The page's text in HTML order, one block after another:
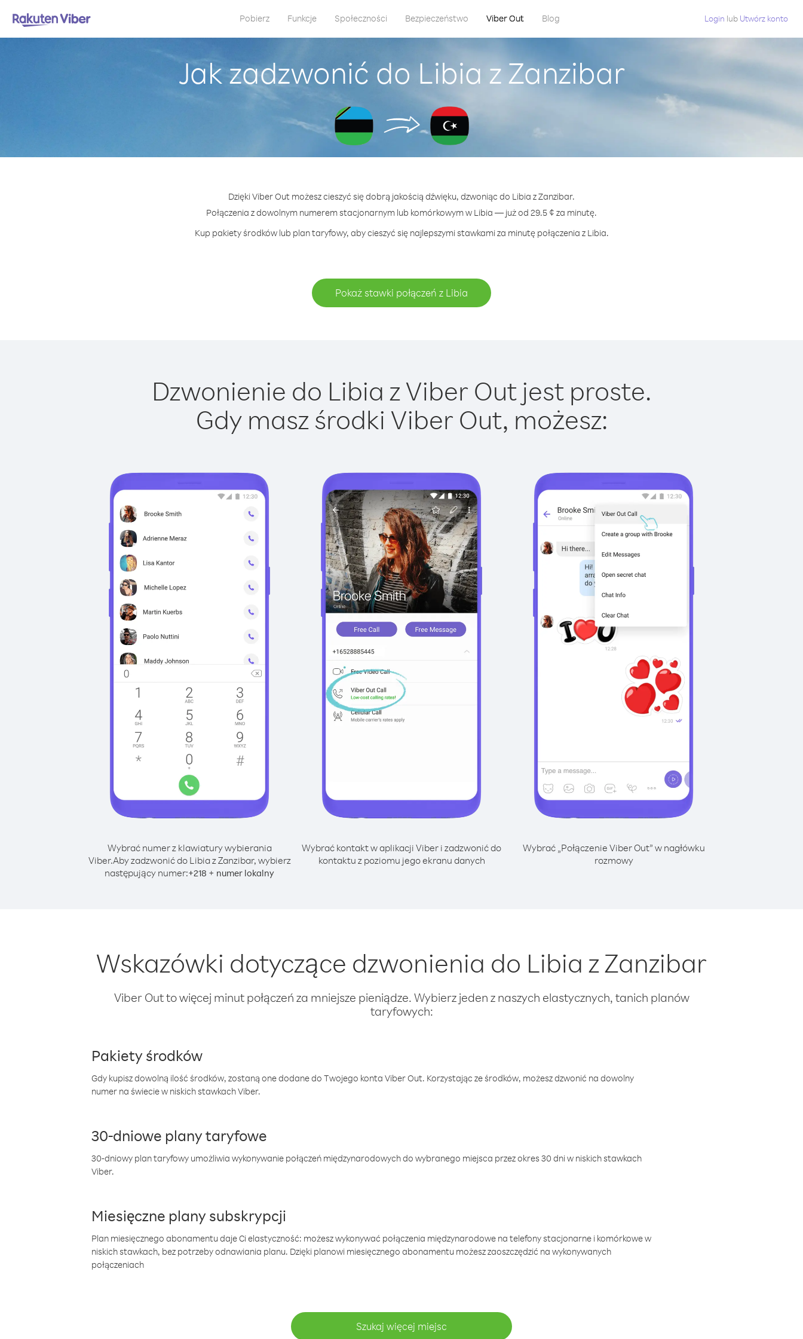
Pobierz Funkcje Społeczności Bezpieczeństwo Viber Out Blog Login lub Utwórz konto
Jak zadzwonić do Libia z Zanzibar
Dzięki Viber Out możesz cieszyć się dobrą jakością dźwięku, dzwoniąc do Libia z Zanzibar.
Połączenia z dowolnym numerem stacjonarnym lub komórkowym w Libia — już od 29.5 ¢ za minutę.
Kup pakiety środków lub plan taryfowy, aby cieszyć się najlepszymi stawkami za minutę połączenia z Libia.
Pokaż stawki połączeń z Libia
Dzwonienie do Libia z Viber Out jest proste.
Gdy masz środki Viber Out, możesz:
Wybrać numer z klawiatury wybierania
Viber.Aby zadzwonić do Libia z Zanzibar, wybierz
następujący numer:+218 + numer lokalny
Wybrać kontakt w aplikacji Viber i zadzwonić do
kontaktu z poziomu jego ekranu danych
Wybrać „Połączenie Viber Out” w nagłówku
rozmowy
Wskazówki dotyczące dzwonienia do Libia z Zanzibar
Viber Out to więcej minut połączeń za mniejsze pieniądze. Wybierz jeden z naszych elastycznych, tanich planów
taryfowych:
Pakiety środków
Gdy kupisz dowolną ilość środków, zostaną one dodane do Twojego konta Viber Out. Korzystając ze środków, możesz dzwonić na dowolny
numer na świecie w niskich stawkach Viber.
30-dniowe plany taryfowe
30-dniowy plan taryfowy umożliwia wykonywanie połączeń międzynarodowych do wybranego miejsca przez okres 30 dni w niskich stawkach
Viber.
Miesięczne plany subskrypcji
Plan miesięcznego abonamentu daje Ci elastyczność: możesz wykonywać połączenia międzynarodowe na telefony stacjonarne i komórkowe w
niskich stawkach, bez potrzeby odnawiania planu. Dzięki planowi miesięcznego abonamentu możesz zaoszczędzić na wykonywanych
połączeniach
Szukaj więcej miejsc